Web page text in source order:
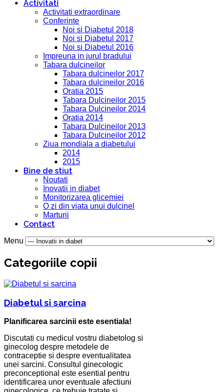
Activitati
Activitati extraordinare
Conferinte
Noi si Diabetul 2018
Noi si Diabetul 2017
Noi si Diabetul 2016
Impreuna in jurul bradului
Tabara dulcineilor
Tabara dulcineilor 2017
Tabara dulcineilor 2016
Oratia 2015
Tabara Dulcineilor 2015
Tabara Dulcineilor 2014
Oratia 2014
Tabara Dulcineilor 2013
Tabara Dulcineilor 2012
Ziua mondiala a diabetului
2014
2015
Bine de stiut
Noutati
Inovatii in diabet
Monitorizarea glicemiei
O zi din viata unui dulcinel
Marturii
Contact
Menu
Categoriile copii
Diabetul si sarcina
Planificarea sarcinii este esentiala!
Discutati cu medicul vostru diabetolog si
ginecolog despre metodele de
contraceptie si despre eventualitatea
unei sarcini. Consultul ginecologic
preconceptional este esential pentru
identificarea unor eventuale afectiuni